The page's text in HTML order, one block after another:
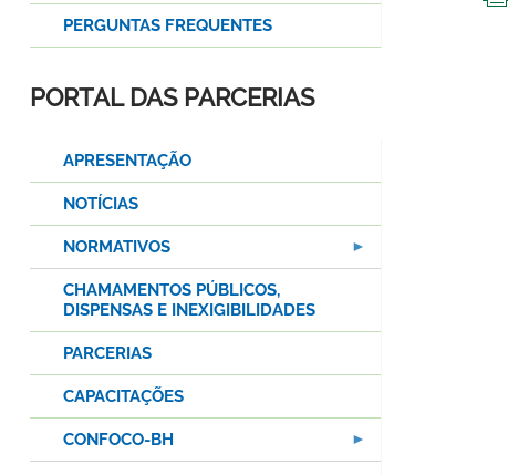
PERGUNTAS FREQUENTES
PORTAL DAS PARCERIAS
APRESENTAÇÃO
NOTÍCIAS
NORMATIVOS
CHAMAMENTOS PÚBLICOS,
DISPENSAS E INEXIGIBILIDADES
PARCERIAS
CAPACITAÇÕES
CONFOCO-BH